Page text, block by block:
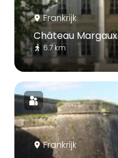
Frankrijk
Château Margaux
6.7 km
Frankrijk